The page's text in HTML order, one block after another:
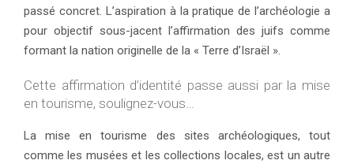
passé concret. L’aspiration à la pratique de l’archéologie a
pour objectif sous-jacent l’affirmation des juifs comme
formant la nation originelle de la « Terre d’Israël ».
Cette affirmation d’identité passe aussi par la mise
en tourisme, soulignez-vous…
La mise en tourisme des sites archéologiques, tout
comme les musées et les collections locales, est un autre